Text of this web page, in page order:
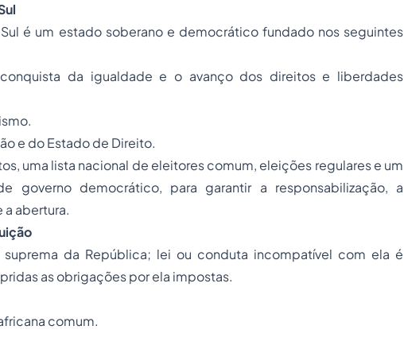
é um estado soberano e democrático fundado nos seguintes
da igualdade e o avanço dos direitos e liberdades
e do Estado de Direito.
uma lista nacional de eleitores comum, eleições regulares e um
governo democrático, para garantir a responsabilização, a
abertura.
da República; lei ou conduta incompatível com ela é
as obrigações por ela impostas.
comum.